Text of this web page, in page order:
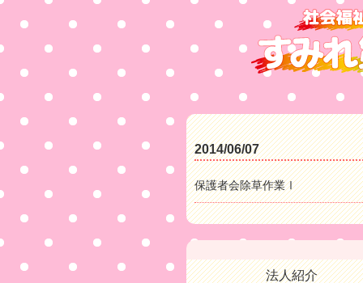
2014/06/07
保護者会除草作業Ⅰ
法人紹介